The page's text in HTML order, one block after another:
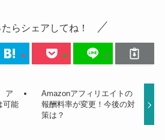
らシェアしてね！
ア
可能
Amazonアフィリエイトの
報酬料率が変更！今後の対
策は？